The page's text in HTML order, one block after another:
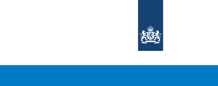
homepage
sdg.rijksoverheid.nl